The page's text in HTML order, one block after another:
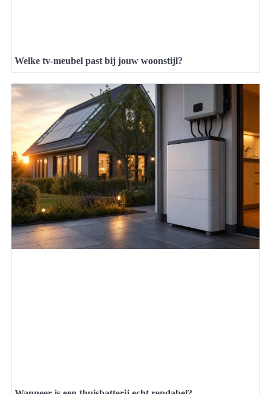
Welke tv-meubel past bij jouw woonstijl?